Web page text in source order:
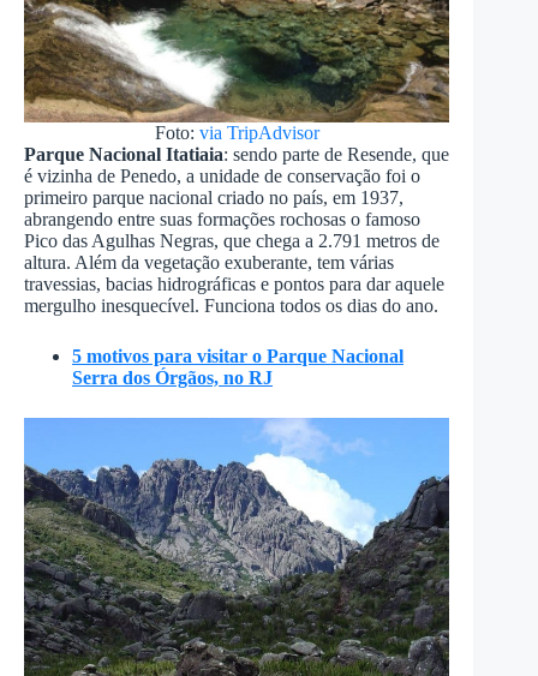
Foto: via TripAdvisor
Parque Nacional Itatiaia: sendo parte de Resende, que
é vizinha de Penedo, a unidade de conservação foi o
primeiro parque nacional criado no país, em 1937,
abrangendo entre suas formações rochosas o famoso
Pico das Agulhas Negras, que chega a 2.791 metros de
altura. Além da vegetação exuberante, tem várias
travessias, bacias hidrográficas e pontos para dar aquele
mergulho inesquecível. Funciona todos os dias do ano.
5 motivos para visitar o Parque Nacional
Serra dos Órgãos, no RJ